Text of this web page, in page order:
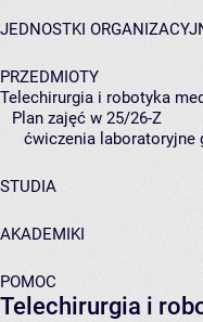
JEDNOSTKI
PRZEDMIOTY
Telechirurgia i robotyka
Plan zajęć w 25/26-Z
ćwiczenia laboratoryjne
STUDIA
AKADEMIKI
POMOC
Telechirurgia i